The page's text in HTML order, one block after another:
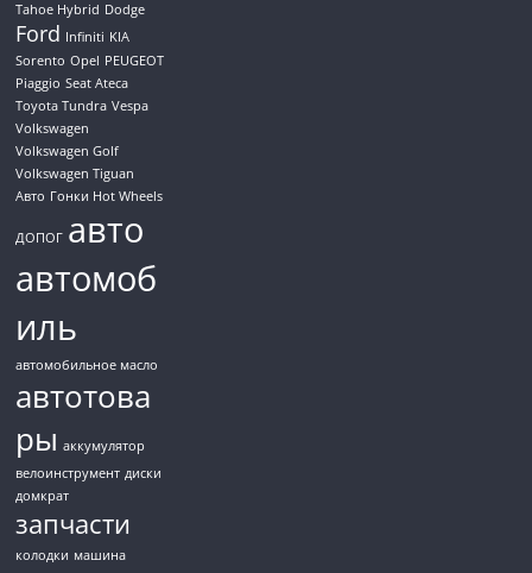
Tahoe Hybrid Dodge
Ford Infiniti KIA
Sorento Opel PEUGEOT
Piaggio Seat Ateca
Toyota Tundra Vespa
Volkswagen
Volkswagen Golf
Volkswagen Tiguan
Авто Гонки Hot Wheels
ДОПОГ авто
автомоб
иль
автомобильное масло
автотова
ры аккумулятор
велоинструмент диски
домкрат
запчасти
колодки машина